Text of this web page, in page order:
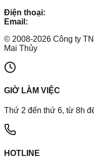
Điện thoại:
Email:
© 2008-2026 Công ty
Mai Thủy
GIỜ LÀM VIỆC
Thứ 2 đến thứ 6, từ 8h
HOTLINE